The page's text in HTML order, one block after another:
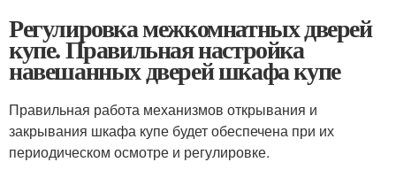
Регулировка межкомнатных дверей
купе. Правильная настройка
навешанных дверей шкафа купе
Правильная работа механизмов открывания и
закрывания шкафа купе будет обеспечена при их
периодическом осмотре и регулировке.